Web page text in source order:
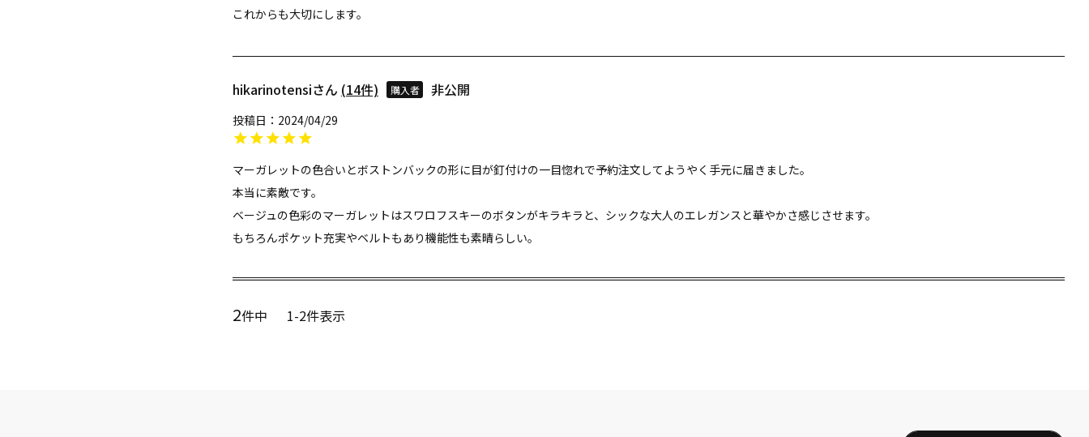
これからも大切にします。
hikarinotensi 14 購入者 非公開
投稿日 2024/04/29
マーガレットの色合いとボストンバックの形に目が釘付けの一目惚れで予約注文してようやく手元に届きました。
本当に素敵です。
ベージュの色彩のマーガレットはスワロフスキーのボタンがキラキラと、シックな大人のエレガンスと華やかさ感じさせます。
2件中 1-2件表示